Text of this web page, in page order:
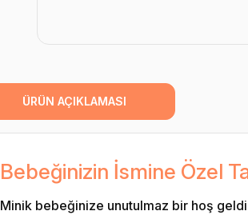
ÜRÜN AÇIKLAMASI
Bebeğinizin İsmine Özel
Minik bebeğinize unutulmaz bir hoş